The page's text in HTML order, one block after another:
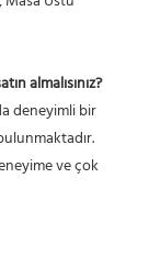
almalısınız?
ve çok